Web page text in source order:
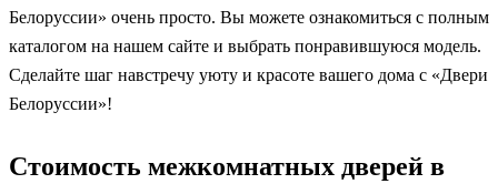
Белоруссии» очень просто. Вы можете ознакомиться с полным
каталогом на нашем сайте и выбрать понравившуюся модель.
Сделайте шаг навстречу уюту и красоте вашего дома с «Двери
Белоруссии»!
Стоимость межкомнатных дверей в